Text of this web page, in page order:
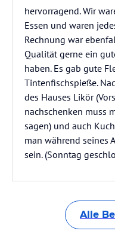
hervorragend. Wir
Essen und waren
Rechnung war
Qualität gerne ein
haben. Es gab gute
Tintenfischspieße.
des Hauses Likör
nachschenken muss
sagen) und auch
man während seines
sein. (Sonntag
Alle